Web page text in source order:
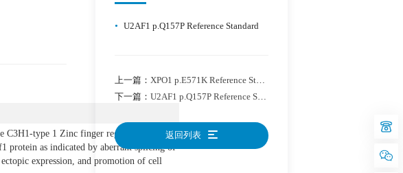
type 1 Zinc finger region of the
protein as indicated by aberrant splicing of
expression, and promotion of cell
• U2AF1 p.Q157P Reference Standard
上一篇： XPO1 p.E571K Reference Standard
下一篇： U2AF1 p.Q157P Reference Standard
返回列表